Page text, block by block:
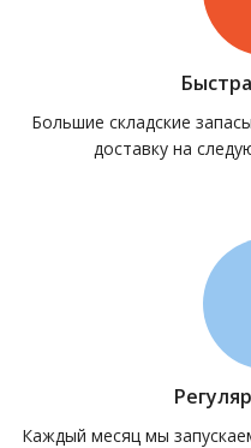
Большие складские
доставку на
Каждый месяц мы